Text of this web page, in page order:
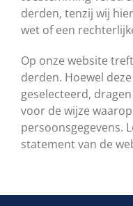
derden, tenzij wij
wet of een
Op onze website
derden. Hoewel
geselecteerd,
voor de wijze
persoonsgegevens.
statement van de